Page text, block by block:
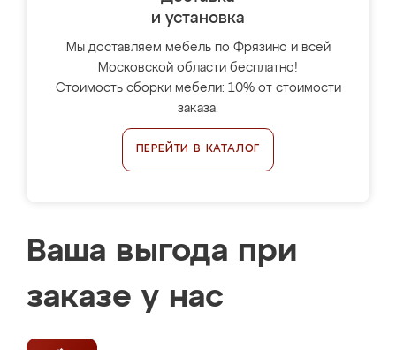
и установка
Мы доставляем мебель по Фрязино и всей
Московской области бесплатно!
Стоимость сборки мебели: 10% от стоимости
заказа.
ПЕРЕЙТИ В КАТАЛОГ
Ваша выгода при
заказе у нас